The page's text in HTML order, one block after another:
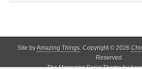
Site byAmazing Things. Copyright © 2026
Reserved.
The Magazine Basic Theme by